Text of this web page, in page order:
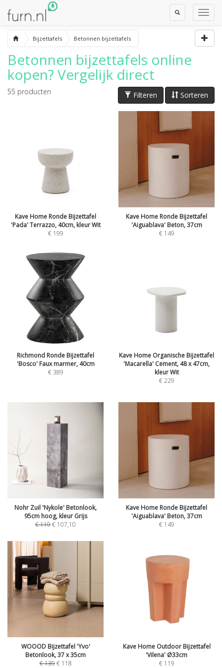
Toggle
Search
Bijzettafels Betonnen bijzettafels
Betonnen bijzettafels online
kopen? Vergelijk direct
Sorteren
Filteren
55 producten
Kave Home Ronde Bijzettafel
'Pada' Terrazzo, 40cm, kleur Wit
€ 199
Kave Home Ronde Bijzettafel
'Aiguablava' Beton, 37cm
€ 149
Richmond Ronde Bijzettafel
'Bosco' Faux marmer, 40cm
€389
Kave Home Organische Bijzettafel
'Macarella' Cement, 48 x 47cm,
kleur Wit
€229
Nohr Zuil 'Nykole' Betonlook,
95cm hoog, kleur Grijs
€119€ 107,10
Kave Home Ronde Bijzettafel
'Aiguablava' Beton, 37cm
€ 149
WOOOD Bijzettafel 'Yvo'
Betonlook, 37 x 35cm
€139 € 118
Kave Home Outdoor Bijzettafel
'Vilena' Ø33cm
€ 119